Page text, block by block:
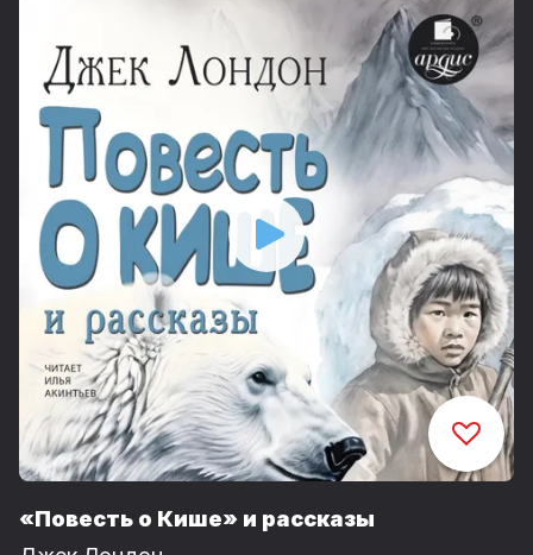
«Повесть о Кише» и рассказы